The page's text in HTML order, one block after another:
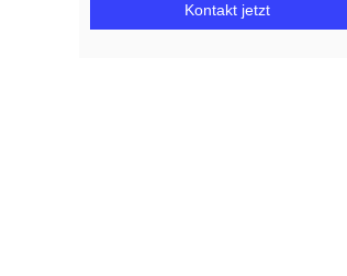
Kontakt jetzt